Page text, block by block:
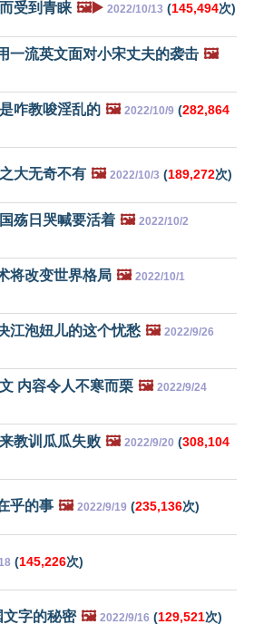
受到青睐 🖼️▶️ 2022/10/13 (145,494次)
一流英文面对小宋丈夫的袭击 🖼️
咋教唆淫乱的 🖼️ 2022/10/9 (282,864
大无奇不有 🖼️ 2022/10/3 (189,272次)
殇日哭喊要活着 🖼️ 2022/10/2
将改变世界格局 🖼️ 2022/10/1
江泡妞儿的这个忧愁 🖼️ 2022/9/26
内容令人不寒而栗 🖼️ 2022/9/24
教训瓜瓜失败 🖼️ 2022/9/20 (308,104
乎的事 🖼️ 2022/9/19 (235,136次)
(145,226次)
字的秘密 🖼️ 2022/9/16 (129,521次)